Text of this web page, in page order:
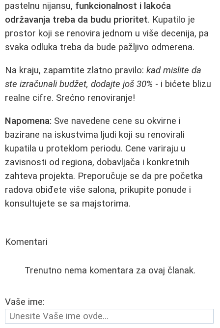
pastelnu nijansu, funkcionalnost i lakoća
održavanja treba da budu prioritet. Kupatilo je
prostor koji se renovira jednom u više decenija, pa
svaka odluka treba da bude pažljivo odmerena.
Na kraju, zapamtite zlatno pravilo: kad mislite da
ste izračunali budžet, dodajte još 30% - i bićete blizu
realne cifre. Srećno renoviranje!
Napomena: Sve navedene cene su okvirne i
bazirane na iskustvima ljudi koji su renovirali
kupatila u proteklom periodu. Cene variraju u
zavisnosti od regiona, dobavljača i konkretnih
zahteva projekta. Preporučuje se da pre početka
radova obiđete više salona, prikupite ponude i
konsultujete se sa majstorima.
Komentari
Trenutno nema komentara za ovaj članak.
Vaše ime: